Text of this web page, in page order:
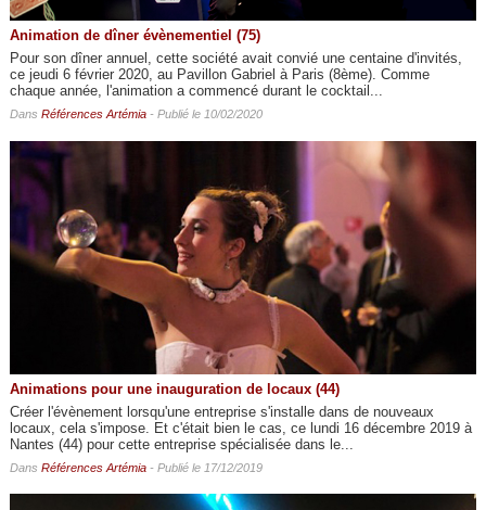
Animation de dîner évènementiel (75)
Pour son dîner annuel, cette société avait convié une centaine d'invités,
ce jeudi 6 février 2020, au Pavillon Gabriel à Paris (8ème). Comme
chaque année, l'animation a commencé durant le cocktail...
Dans Références Artémia- Publié le 10/02/2020
Animations pour une inauguration de locaux (44)
Créer l'évènement lorsqu'une entreprise s'installe dans de nouveaux
locaux, cela s'impose. Et c'était bien le cas, ce lundi 16 décembre 2019 à
Nantes (44) pour cette entreprise spécialisée dans le...
Dans Références Artémia- Publié le 17/12/2019